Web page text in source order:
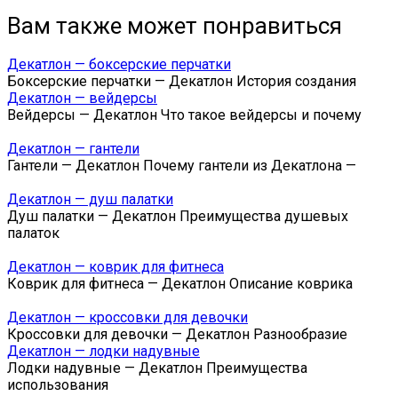
Вам также может понравиться
Декатлон — боксерские перчатки
Боксерские перчатки — Декатлон История создания
Декатлон — вейдерсы
Вейдерсы — Декатлон Что такое вейдерсы и почему
Декатлон — гантели
Гантели — Декатлон Почему гантели из Декатлона —
Декатлон — душ палатки
Душ палатки — Декатлон Преимущества душевых
палаток
Декатлон — коврик для фитнеса
Коврик для фитнеса — Декатлон Описание коврика
Декатлон — кроссовки для девочки
Кроссовки для девочки — Декатлон Разнообразие
Декатлон — лодки надувные
Лодки надувные — Декатлон Преимущества
использования